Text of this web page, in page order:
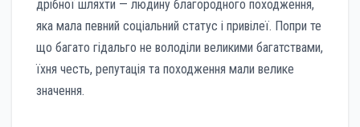
дрібної шляхти — людину благородного походження,
яка мала певний соціальний статус і привілеї. Попри те
що багато гідальго не володіли великими багатствами,
їхня честь, репутація та походження мали велике
значення.